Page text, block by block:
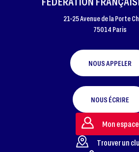
21-25 Avenue de la Porte
75014 Paris
NOUS APPELER
NOUS ÉCRIRE
Mon espace
Trouver un